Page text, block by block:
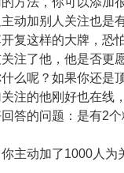
动加别人关注也是
复这样的大牌，恐
注了他，他是否更
么呢？如果你还是
注的他刚好也在线
答的问题：是有2
主动加了1000人为